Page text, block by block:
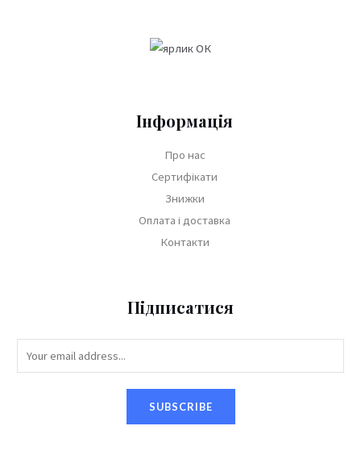
Інформація
Про нас
Сертифікати
Знижки
Оплата і доставка
Контакти
Підписатися
SUBSCRIBE